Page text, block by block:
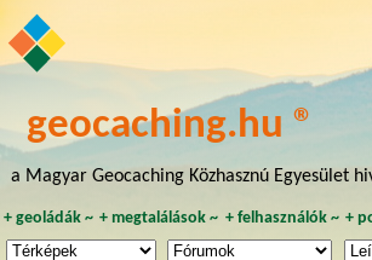
geocaching.hu ®
a Magyar Geocaching Közhasznú Egyesület
+ geoládák~ +megtalálások ~ + felhasználók~ +